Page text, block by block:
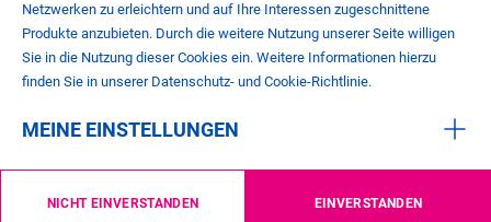
Netzwerken zu erleichtern und auf Ihre Interessen zugeschnittene
Produkte anzubieten. Durch die weitere Nutzung unserer Seite willigen
Sie in die Nutzung dieser Cookies ein. Weitere Informationen hierzu
finden Sie in unserer Datenschutz- und Cookie-Richtlinie.
MEINE EINSTELLUNGEN
NICHT EINVERSTANDEN EINVERSTANDEN
IMPRESSUM
DATENSCHUTZ